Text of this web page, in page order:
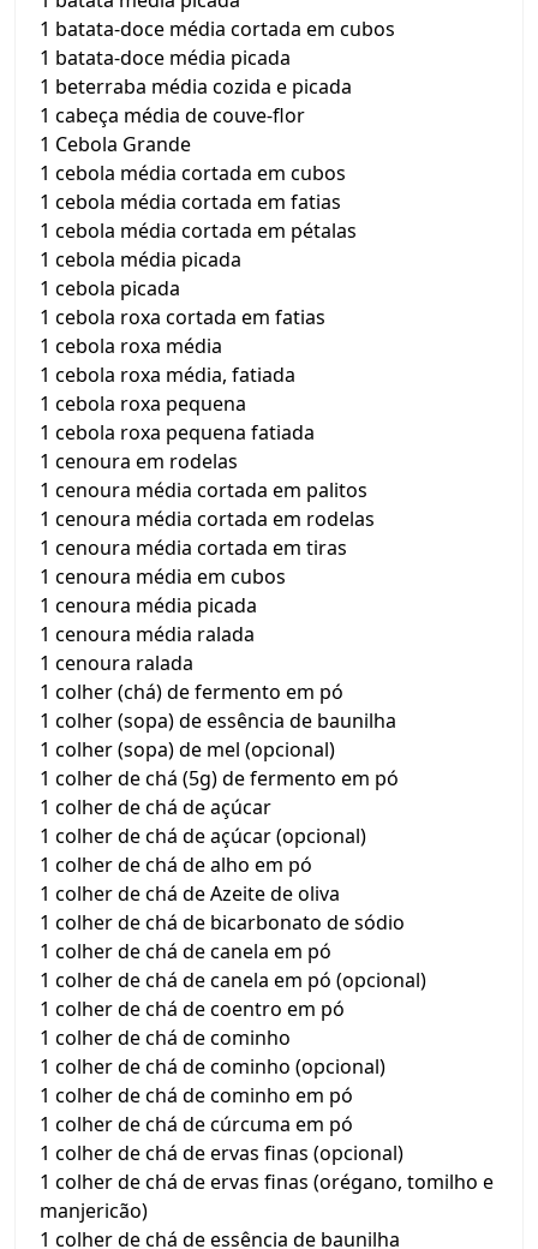
1 batata-doce média cortada em cubos
1 batata-doce média picada
1 beterraba média cozida e picada
1 cabeça média de couve-flor
1 Cebola Grande
1 cebola média cortada em cubos
1 cebola média cortada em fatias
1 cebola média cortada em pétalas
1 cebola média picada
1 cebola picada
1 cebola roxa cortada em fatias
1 cebola roxa média
1 cebola roxa média, fatiada
1 cebola roxa pequena
1 cebola roxa pequena fatiada
1 cenoura em rodelas
1 cenoura média cortada em palitos
1 cenoura média cortada em rodelas
1 cenoura média cortada em tiras
1 cenoura média em cubos
1 cenoura média picada
1 cenoura média ralada
1 cenoura ralada
1 colher (chá) de fermento em pó
1 colher (sopa) de essência de baunilha
1 colher (sopa) de mel (opcional)
1 colher de chá (5g) de fermento em pó
1 colher de chá de açúcar
1 colher de chá de açúcar (opcional)
1 colher de chá de alho em pó
1 colher de chá de Azeite de oliva
1 colher de chá de bicarbonato de sódio
1 colher de chá de canela em pó
1 colher de chá de canela em pó (opcional)
1 colher de chá de coentro em pó
1 colher de chá de cominho
1 colher de chá de cominho (opcional)
1 colher de chá de cominho em pó
1 colher de chá de cúrcuma em pó
1 colher de chá de ervas finas (opcional)
1 colher de chá de ervas finas (orégano, tomilho e
manjericão)
1 colher de chá de essência de baunilha